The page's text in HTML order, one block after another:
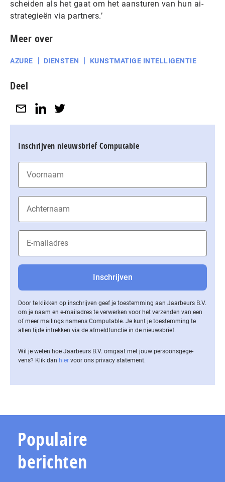
scheiden als het gaat om het aansturen van hun ai-
strategieën via partners.’
Meer over
AZURE DIENSTEN KUNSTMATIGE INTELLIGENTIE
Deel
Inschrijven nieuwsbrief Computable
Door te klikken op inschrijven geef je toestemming aan Jaarbeurs B.V.
om je naam en e-mailadres te verwerken voor het verzenden van een
of meer mailings namens Computable. Je kunt je toestemming te
allen tijde intrekken via de af­meld­func­tie in de nieuwsbrief.
Wil je weten hoe Jaarbeurs B.V. omgaat met jouw per­soons­ge­ge­
vens? Klik dan hier voor ons privacy statement.
Populaire
berichten